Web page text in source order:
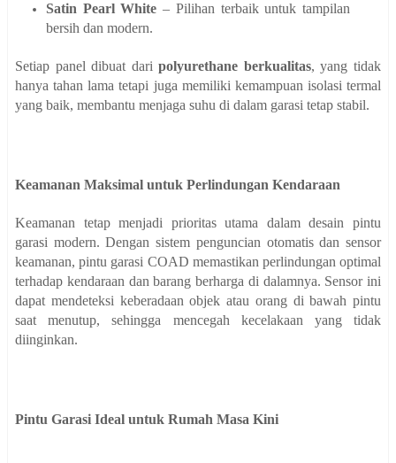
Satin Pearl White – Pilihan terbaik untuk tampilan
bersih dan modern.
Setiap panel dibuat daripolyurethane berkualitas, yang tidak
hanya tahan lama tetapi juga memiliki kemampuan isolasi termal
yang baik, membantu menjaga suhu di dalam garasi tetap stabil.
Keamanan Maksimal untuk Perlindungan Kendaraan
Keamanan tetap menjadi prioritas utama dalam desain pintu
garasi modern. Dengan sistem penguncian otomatis dan sensor
keamanan, pintu garasi COAD memastikan perlindungan optimal
terhadap kendaraan dan barang berharga di dalamnya. Sensor ini
dapat mendeteksi keberadaan objek atau orang di bawah pintu
saat menutup, sehingga mencegah kecelakaan yang tidak
diinginkan.
Pintu Garasi Ideal untuk Rumah Masa Kini